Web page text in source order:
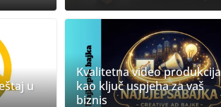
smještaj u Sarajevu
u
Kvalitetna video produkcija
kao ključ uspjeha za vaš
biznis